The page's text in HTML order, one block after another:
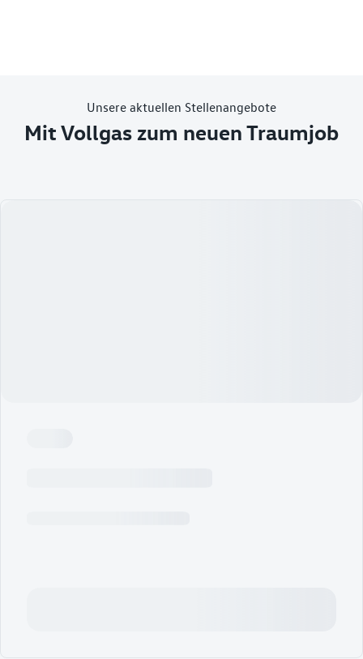
Unsere aktuellen Stellenangebote
Mit Vollgas zum neuen Traumjob